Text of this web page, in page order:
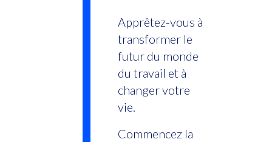
Apprêtez-vous à
transformer le
futur du monde
du travail et à
changer votre
vie.
Commencez la